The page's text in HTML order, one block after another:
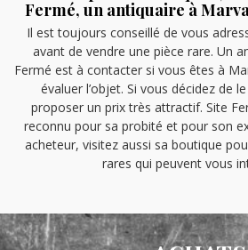
Fermé, un antiquaire à
Il est toujours conseillé de vous
avant de vendre une pièce rare. Un
Fermé est à contacter si vous êtes à
évaluer l’objet. Si vous décidez de
proposer un prix très attractif. Site
reconnu pour sa probité et pour son
acheteur, visitez aussi sa boutique
rares qui peuvent vous